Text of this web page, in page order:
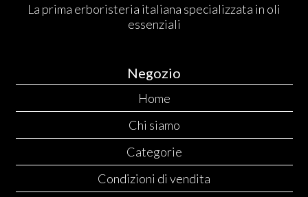
La prima erboristeria italiana specializzata in oli
essenziali
Negozio
Home
Chi siamo
Categorie
Condizioni di vendita